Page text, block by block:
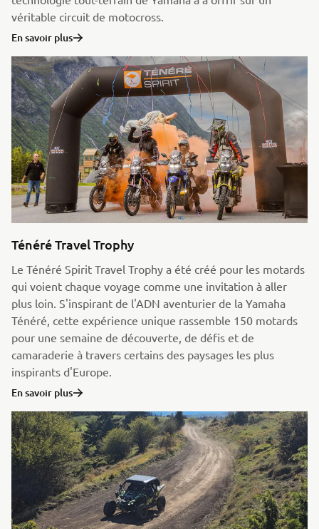
véritable circuit de motocross.
En savoir plus
Ténéré Travel Trophy
Le Ténéré Spirit Travel Trophy a été créé pour les motards
qui voient chaque voyage comme une invitation à aller
plus loin. S'inspirant de l'ADN aventurier de la Yamaha
Ténéré, cette expérience unique rassemble 150 motards
pour une semaine de découverte, de défis et de
camaraderie à travers certains des paysages les plus
inspirants d'Europe.
En savoir plus